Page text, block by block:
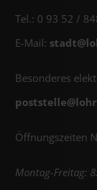
Tel.: 0 93 52 /
E-Mail: stadt@
Besonderes
poststelle@
Öffnungszeiten
Montag-Freitag: